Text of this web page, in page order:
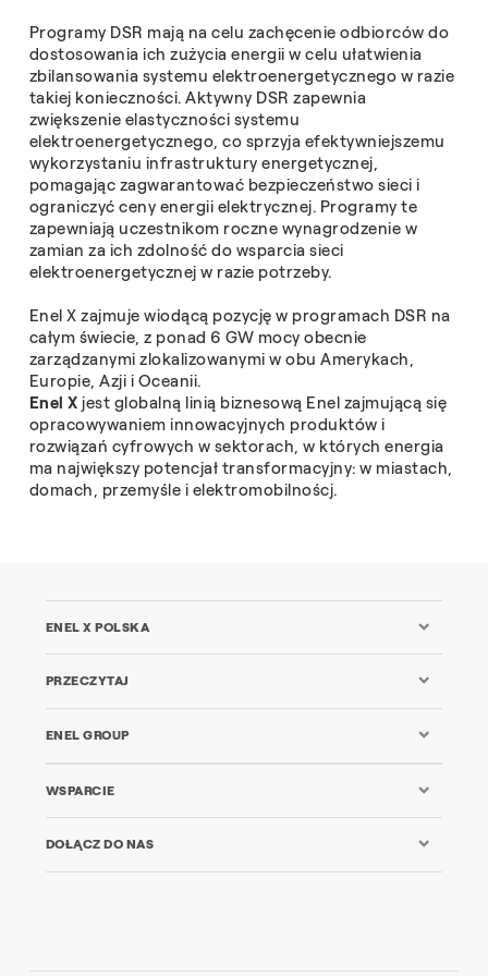
Programy DSR mają na celu zachęcenie odbiorców do
dostosowania ich zużycia energii w celu ułatwienia
zbilansowania systemu elektroenergetycznego w razie
takiej konieczności. Aktywny DSR zapewnia
zwiększenie elastyczności systemu
elektroenergetycznego, co sprzyja efektywniejszemu
wykorzystaniu infrastruktury energetycznej,
pomagając zagwarantować bezpieczeństwo sieci i
ograniczyć ceny energii elektrycznej. Programy te
zapewniają uczestnikom roczne wynagrodzenie w
zamian za ich zdolność do wsparcia sieci
elektroenergetycznej w razie potrzeby.
Enel X zajmuje wiodącą pozycję w programach DSR na
całym świecie, z ponad 6 GW mocy obecnie
zarządzanymi zlokalizowanymi w obu Amerykach,
Europie, Azji i Oceanii.
Enel X jest globalną linią biznesową Enel zajmującą się
opracowywaniem innowacyjnych produktów i
rozwiązań cyfrowych w sektorach, w których energia
ma największy potencjał transformacyjny: w miastach,
domach, przemyśle i elektromobilnoścj.
ENEL X POLSKA
PRZECZYTAJ
ENEL GROUP
WSPARCIE
DOŁĄCZ DO NAS